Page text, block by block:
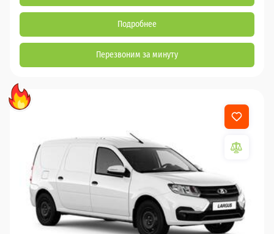
Подробнее
Перезвоним за минуту